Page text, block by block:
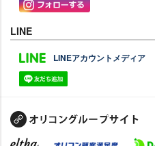
LINE
LINEアカウントメディア